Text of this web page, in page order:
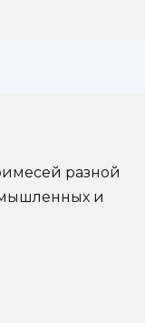
разной
и